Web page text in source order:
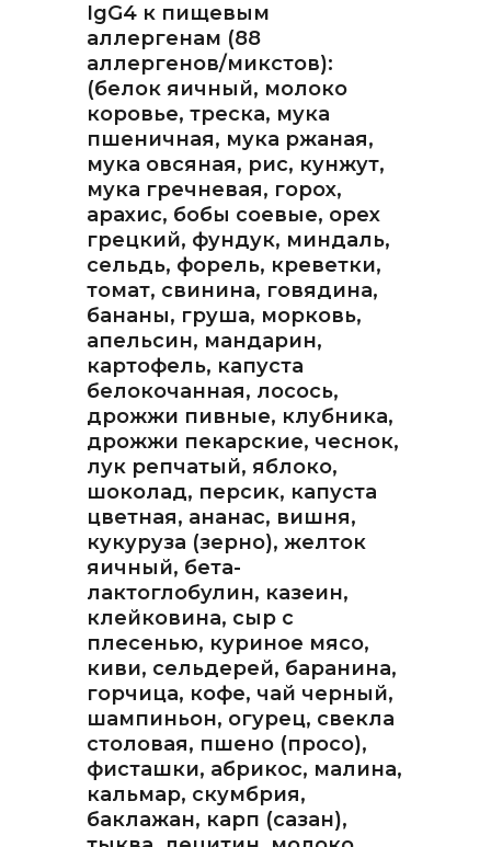
БЕЗ ЛИШНИХ ПРОБЛЕМ
(мужчины 50-65 лет)
Биохимический анализ крови
Биохимический анализ крови
базовый
Гастрокомплекс
Гематологический (диагностика
анемий)
Гормональный профиль для
женщин
Гормональный профиль для
мужчин
Госпитальный
Госпитальный терапевтический
Госпитальный хирургический
Диагностика гепатитов
скрининг
Диагностика дегенеративных
заболеваний позвоночника
IgG4 к пищевым
аллергенам (88
аллергенов/микстов):
(белок яичный, молоко
коровье, треска, мука
пшеничная, мука ржаная,
мука овсяная, рис, кунжут,
мука гречневая, горох,
арахис, бобы соевые, орех
грецкий, фундук, миндаль,
сельдь, форель, креветки,
томат, свинина, говядина,
бананы, груша, морковь,
апельсин, мандарин,
картофель, капуста
белокочанная, лосось,
дрожжи пивные, клубника,
дрожжи пекарские, чеснок,
лук репчатый, яблоко,
шоколад, персик, капуста
цветная, ананас, вишня,
кукуруза (зерно), желток
яичный, бета-
лактоглобулин, казеин,
клейковина, сыр с
плесенью, куриное мясо,
киви, сельдерей, баранина,
горчица, кофе, чай черный,
шампиньон, огурец, свекла
столовая, пшено (просо),
фисташки, абрикос, малина,
кальмар, скумбрия,
баклажан, карп (сазан),